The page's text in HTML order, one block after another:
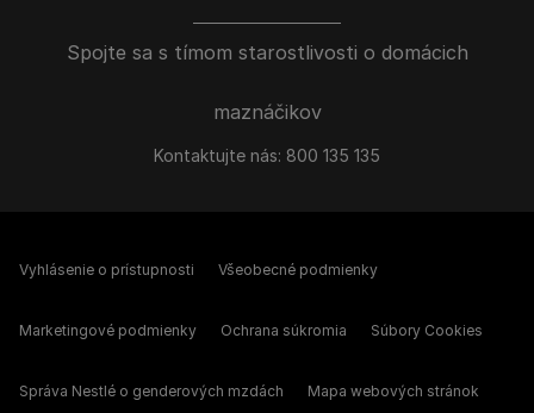
Spojte sa s tímom starostlivosti o domácich
maznáčikov
Kontaktujte nás: 800 135 135
Vyhlásenie o prístupnosti Všeobecné podmienky
Marketingové podmienky Ochrana súkromia Súbory Cookies
Správa Nestlé o genderových mzdách Mapa webových stránok